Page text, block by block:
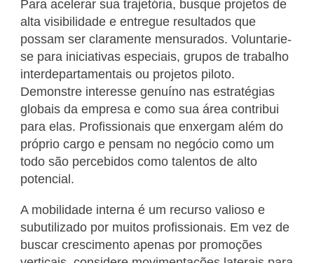
Para acelerar sua trajetória, busque projetos de
alta visibilidade e entregue resultados que
possam ser claramente mensurados. Voluntarie-
se para iniciativas especiais, grupos de trabalho
interdepartamentais ou projetos piloto.
Demonstre interesse genuíno nas estratégias
globais da empresa e como sua área contribui
para elas. Profissionais que enxergam além do
próprio cargo e pensam no negócio como um
todo são percebidos como talentos de alto
potencial.
A mobilidade interna é um recurso valioso e
subutilizado por muitos profissionais. Em vez de
buscar crescimento apenas por promoções